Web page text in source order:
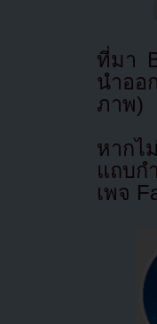
ที่มา
นำออ
ภาพ)
หากไ
แถบก
เพจ